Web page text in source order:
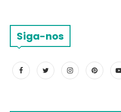
Siga-nos